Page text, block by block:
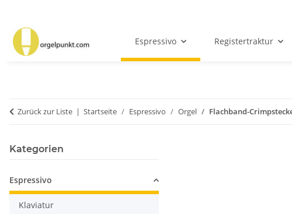
Espressivo Registertraktur
Zurück zur Liste Startseite Espressivo Orgel Flachband-
Kategorien
Espressivo
Klaviatur